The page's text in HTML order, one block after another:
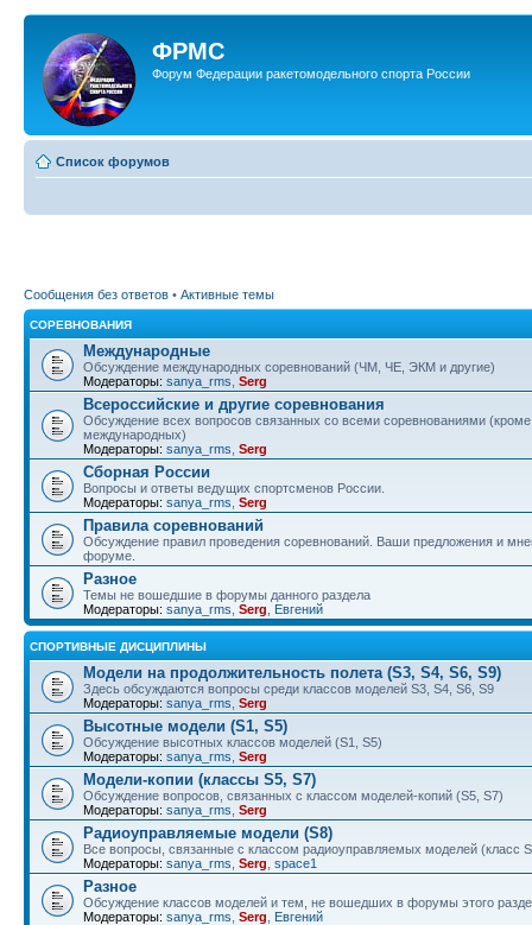
ФРМС
Форум Федерации ракетомодельного спорта России
Список форумов
Сообщения без ответов • Активные темы
СОРЕВНОВАНИЯ
Международные
Обсуждение международных соревнований (ЧМ, ЧЕ, ЭКМ и другие)
Модераторы: sanya_rms Serg
Всероссийские и другие соревнования
Обсуждение всех вопросов связанных со всеми соревнованиями (кроме
международных)
Модераторы: sanya_rms Serg
Сборная России
Вопросы и ответы ведущих спортсменов России.
Модераторы: sanya_rms Serg
Правила соревнований
Обсуждение правил проведения соревнований. Ваши предложения и
форуме.
Разное
Темы не вошедшие в форумы данного раздела
Модераторы: sanya_rms Serg Евгений
СПОРТИВНЫЕ ДИСЦИПЛИНЫ
Модели на продолжительность полета (S3, S4, S6, S9)
Здесь обсуждаются вопросы среди классов моделей S3, S4, S6, S9
Модераторы: sanya_rms Serg
Высотные модели (S1, S5)
Обсуждение высотных классов моделей (S1, S5)
Модераторы: sanya_rms Serg
Модели-копии (классы S5, S7)
Обсуждение вопросов, связанных с классом моделей-копий (S5, S7)
Модераторы: sanya_rms Serg
Радиоуправляемые модели (S8)
Все вопросы, связанные с классом радиоуправляемых моделей (класс
Модераторы: sanya_rms Serg space1
Разное
Обсуждение классов моделей и тем, не вошедших в форумы этого
Модераторы: sanya_rms Serg Евгений